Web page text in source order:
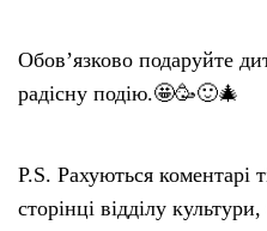
Обов’язково подаруйте
радісну подію.🤩🥳🙂🎄
P.S. Рахуються коментарі
сторінці відділу